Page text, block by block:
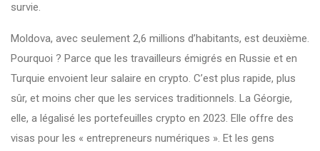
survie.
Moldova, avec seulement 2,6 millions d’habitants, est deuxième.
Pourquoi ? Parce que les travailleurs émigrés en Russie et en
Turquie envoient leur salaire en crypto. C’est plus rapide, plus
sûr, et moins cher que les services traditionnels. La Géorgie,
elle, a légalisé les portefeuilles crypto en 2023. Elle offre des
visas pour les « entrepreneurs numériques ». Et les gens